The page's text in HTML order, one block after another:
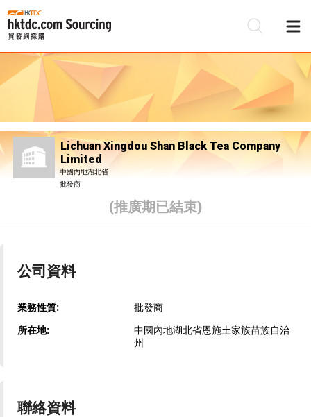
Lichuan Xingdou Shan Black Tea Company
Limited
中國內地湖北省
批發商
(推廣期已結束)
公司資料
業務性質: 批發商
所在地:
中國內地湖北省恩施土家族苗族自治
州
聯絡資料